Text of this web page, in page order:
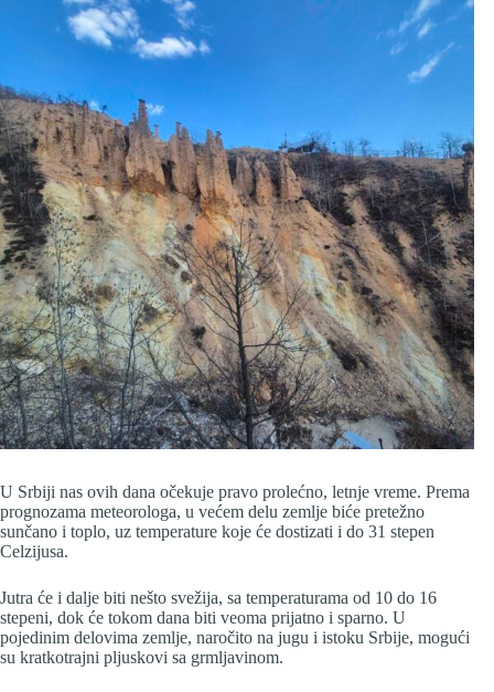
U Srbiji nas ovih dana očekuje pravo prolećno, letnje vreme. Prema
prognozama meteorologa, u većem delu zemlje biće pretežno
sunčano i toplo, uz temperature koje će dostizati i do 31 stepen
Celzijusa.
Jutra će i dalje biti nešto svežija, sa temperaturama od 10 do 16
stepeni, dok će tokom dana biti veoma prijatno i sparno. U
pojedinim delovima zemlje, naročito na jugu i istoku Srbije, mogući
su kratkotrajni pljuskovi sa grmljavinom.